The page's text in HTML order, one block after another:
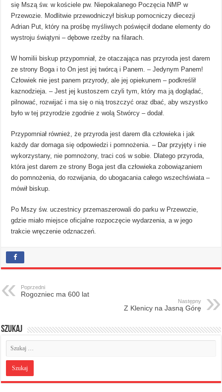
się Mszą św. w kościele pw. Niepokalanego Poczęcia NMP w
Przewozie. Modlitwie przewodniczył biskup pomocniczy diecezji
Adrian Put, który na prośbę myśliwych poświęcił dodane elementy do
wystroju świątyni – dębowe rzeźby na filarach.
W homilii biskup przypomniał, że otaczająca nas przyroda jest darem
ze strony Boga i to On jest jej twórcą i Panem. – Jedynym Panem!
Człowiek nie jest panem przyrody, ale jej opiekunem – podkreślił
kaznodzieja. – Jest jej kustoszem czyli tym, który ma ją doglądać,
pilnować, rozwijać i ma się o nią troszczyć oraz dbać, aby wszystko
było w tej przyrodzie zgodnie z wolą Stwórcy – dodał.
Przypomniał również, że przyroda jest darem dla człowieka i jak
każdy dar domaga się odpowiedzi i pomnożenia. – Dar przyjęty i nie
wykorzystany, nie pomnożony, traci coś w sobie. Dlatego przyroda,
która jest darem ze strony Boga jest dla człowieka zobowiązaniem
do pomnożenia, do rozwijania, do ubogacania całego wszechświata –
mówił biskup.
Po Mszy św. uczestnicy przemaszerowali do parku w Przewozie,
gdzie miało miejsce oficjalne rozpoczęcie wydarzenia, a w jego
trakcie wręczenie odznaczeń.
Poprzedni
Rogozniec ma 600 lat
Następny
Z Klenicy na Jasną Górę
Szukaj